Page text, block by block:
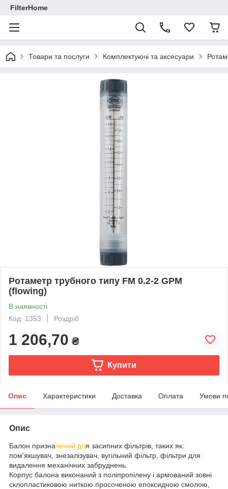
FilterHome
Товари та послуги Комплектуючі та аксесуари
Ротаметр трубного типу FM 0.2-2 GPM
(flowing)
В наявності
Код: 1353
Роздріб
1 206,70 ₴
Купити
Опис Характеристики Доставка Оплата Умови
Опис
Балон призначений для засипних фільтрів, таких як:
пом'якшувач, знезалізувач, вугільний фільтр, фільтри для
видалення механічних забруднень.
Корпус балона виконаний з поліпропілену і армований зовні
склопластиковою ниткою просоченою епоксидною смолою,